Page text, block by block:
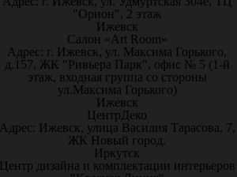
"Орион", 2 этаж
Ижевск
Салон «Art Room»
Адрес: г. Ижевск, ул. Максима Горького,
д.157, ЖК "Ривьера Парк", офис № 5 (1-й
этаж, входная группа со стороны
ул.Максима Горького)
Ижевск
ЦентрДеко
Ижевск, улица Василия Тарасова, 7,
ЖК Новый город.
Иркутск
дизайна и комплектации интерьеров